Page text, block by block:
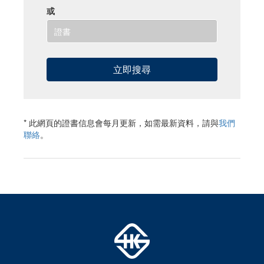
或
* 此網頁的證書信息會每月更新，如需最新資料，請與我們
聯絡。